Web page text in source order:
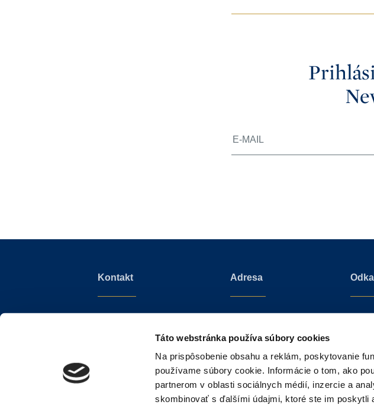
Táto webstránka používa súbory cookies
Na prispôsobenie obsahu a reklám, poskytovanie
používame súbory cookie. Informácie o tom, ako
partnerom v oblasti sociálnych médií, inzercie a
skombinovať s ďalšími údajmi, ktoré ste im
Kontakt
+421 910 606 011
Adresa
Diplomat Park
Slovenská republika